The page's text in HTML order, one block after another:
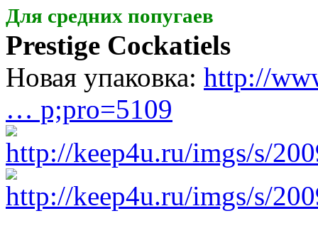
Для средних попугаев
Prestige Cockatiels
Новая упаковка: http://
… p;pro=5109